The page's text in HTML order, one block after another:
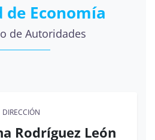
de Economía
de Autoridades
DIRECCIÓN
Rodríguez León